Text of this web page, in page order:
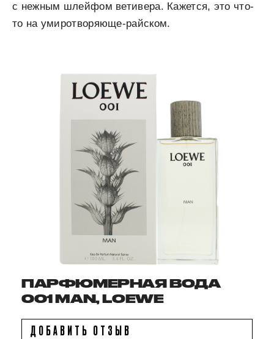
с нежным шлейфом ветивера. Кажется, это что-
то на умиротворяюще-райском.
ПАРФЮМЕРНАЯ ВОДА
001 MAN, LOEWE
ДОБАВИТЬ ОТЗЫВ